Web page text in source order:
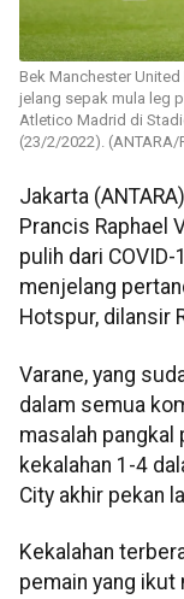
Bek Manchester
jelang sepak mula leg
Atletico Madrid di
(23/2/2022). (ANTARA/
Jakarta
Prancis Raphael
pulih dari
menjelang
Hotspur, dilansir
Varane, yang
dalam semua
masalah pangkal
kekalahan 1-4
City akhir pekan
Kekalahan
pemain yang ikut